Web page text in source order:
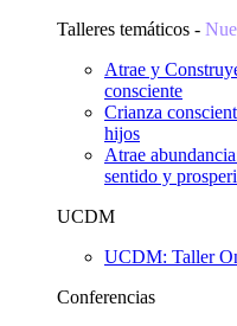
Talleres temáticos -
Atrae y
consciente
Crianza
hijos
Atrae
sentido y
UCDM
UCDM: Taller
Conferencias